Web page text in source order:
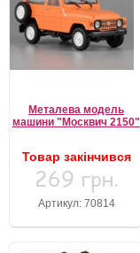
Металева модель
машини "Москвич 2150"
Товар закінчився
269 грн.
Артикул: 70814